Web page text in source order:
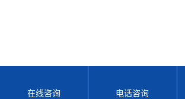
在线咨询 电话咨询